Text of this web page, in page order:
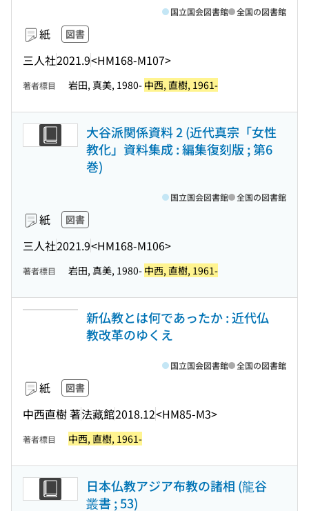
紙 図書
三人社2021.9<HM168-M107>
国立国会図書館 全国の図書館
著者標目 岩田, 真美, 1980- 中西, 直樹, 1961-
大谷派関係資料 2 (近代真宗「女性
教化」資料集成 : 編集復刻版 ; 第6
巻)
紙 図書
三人社2021.9<HM168-M106>
国立国会図書館 全国の図書館
著者標目 岩田, 真美, 1980- 中西, 直樹, 1961-
新仏教とは何であったか : 近代仏
教改革のゆくえ
紙 図書
中西直樹 著法藏館2018.12<HM85-M3>
国立国会図書館 全国の図書館
著者標目 中西, 直樹, 1961-
日本仏教アジア布教の諸相 (龍谷
叢書 ; 53)